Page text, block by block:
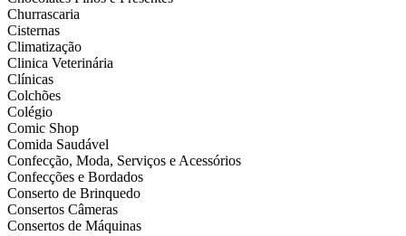
Churrascaria
Cisternas
Climatização
Clinica Veterinária
Clínicas
Colchões
Colégio
Comic Shop
Comida Saudável
Confecção, Moda, Serviços e Acessórios
Confecções e Bordados
Conserto de Brinquedo
Consertos Câmeras
Consertos de Máquinas